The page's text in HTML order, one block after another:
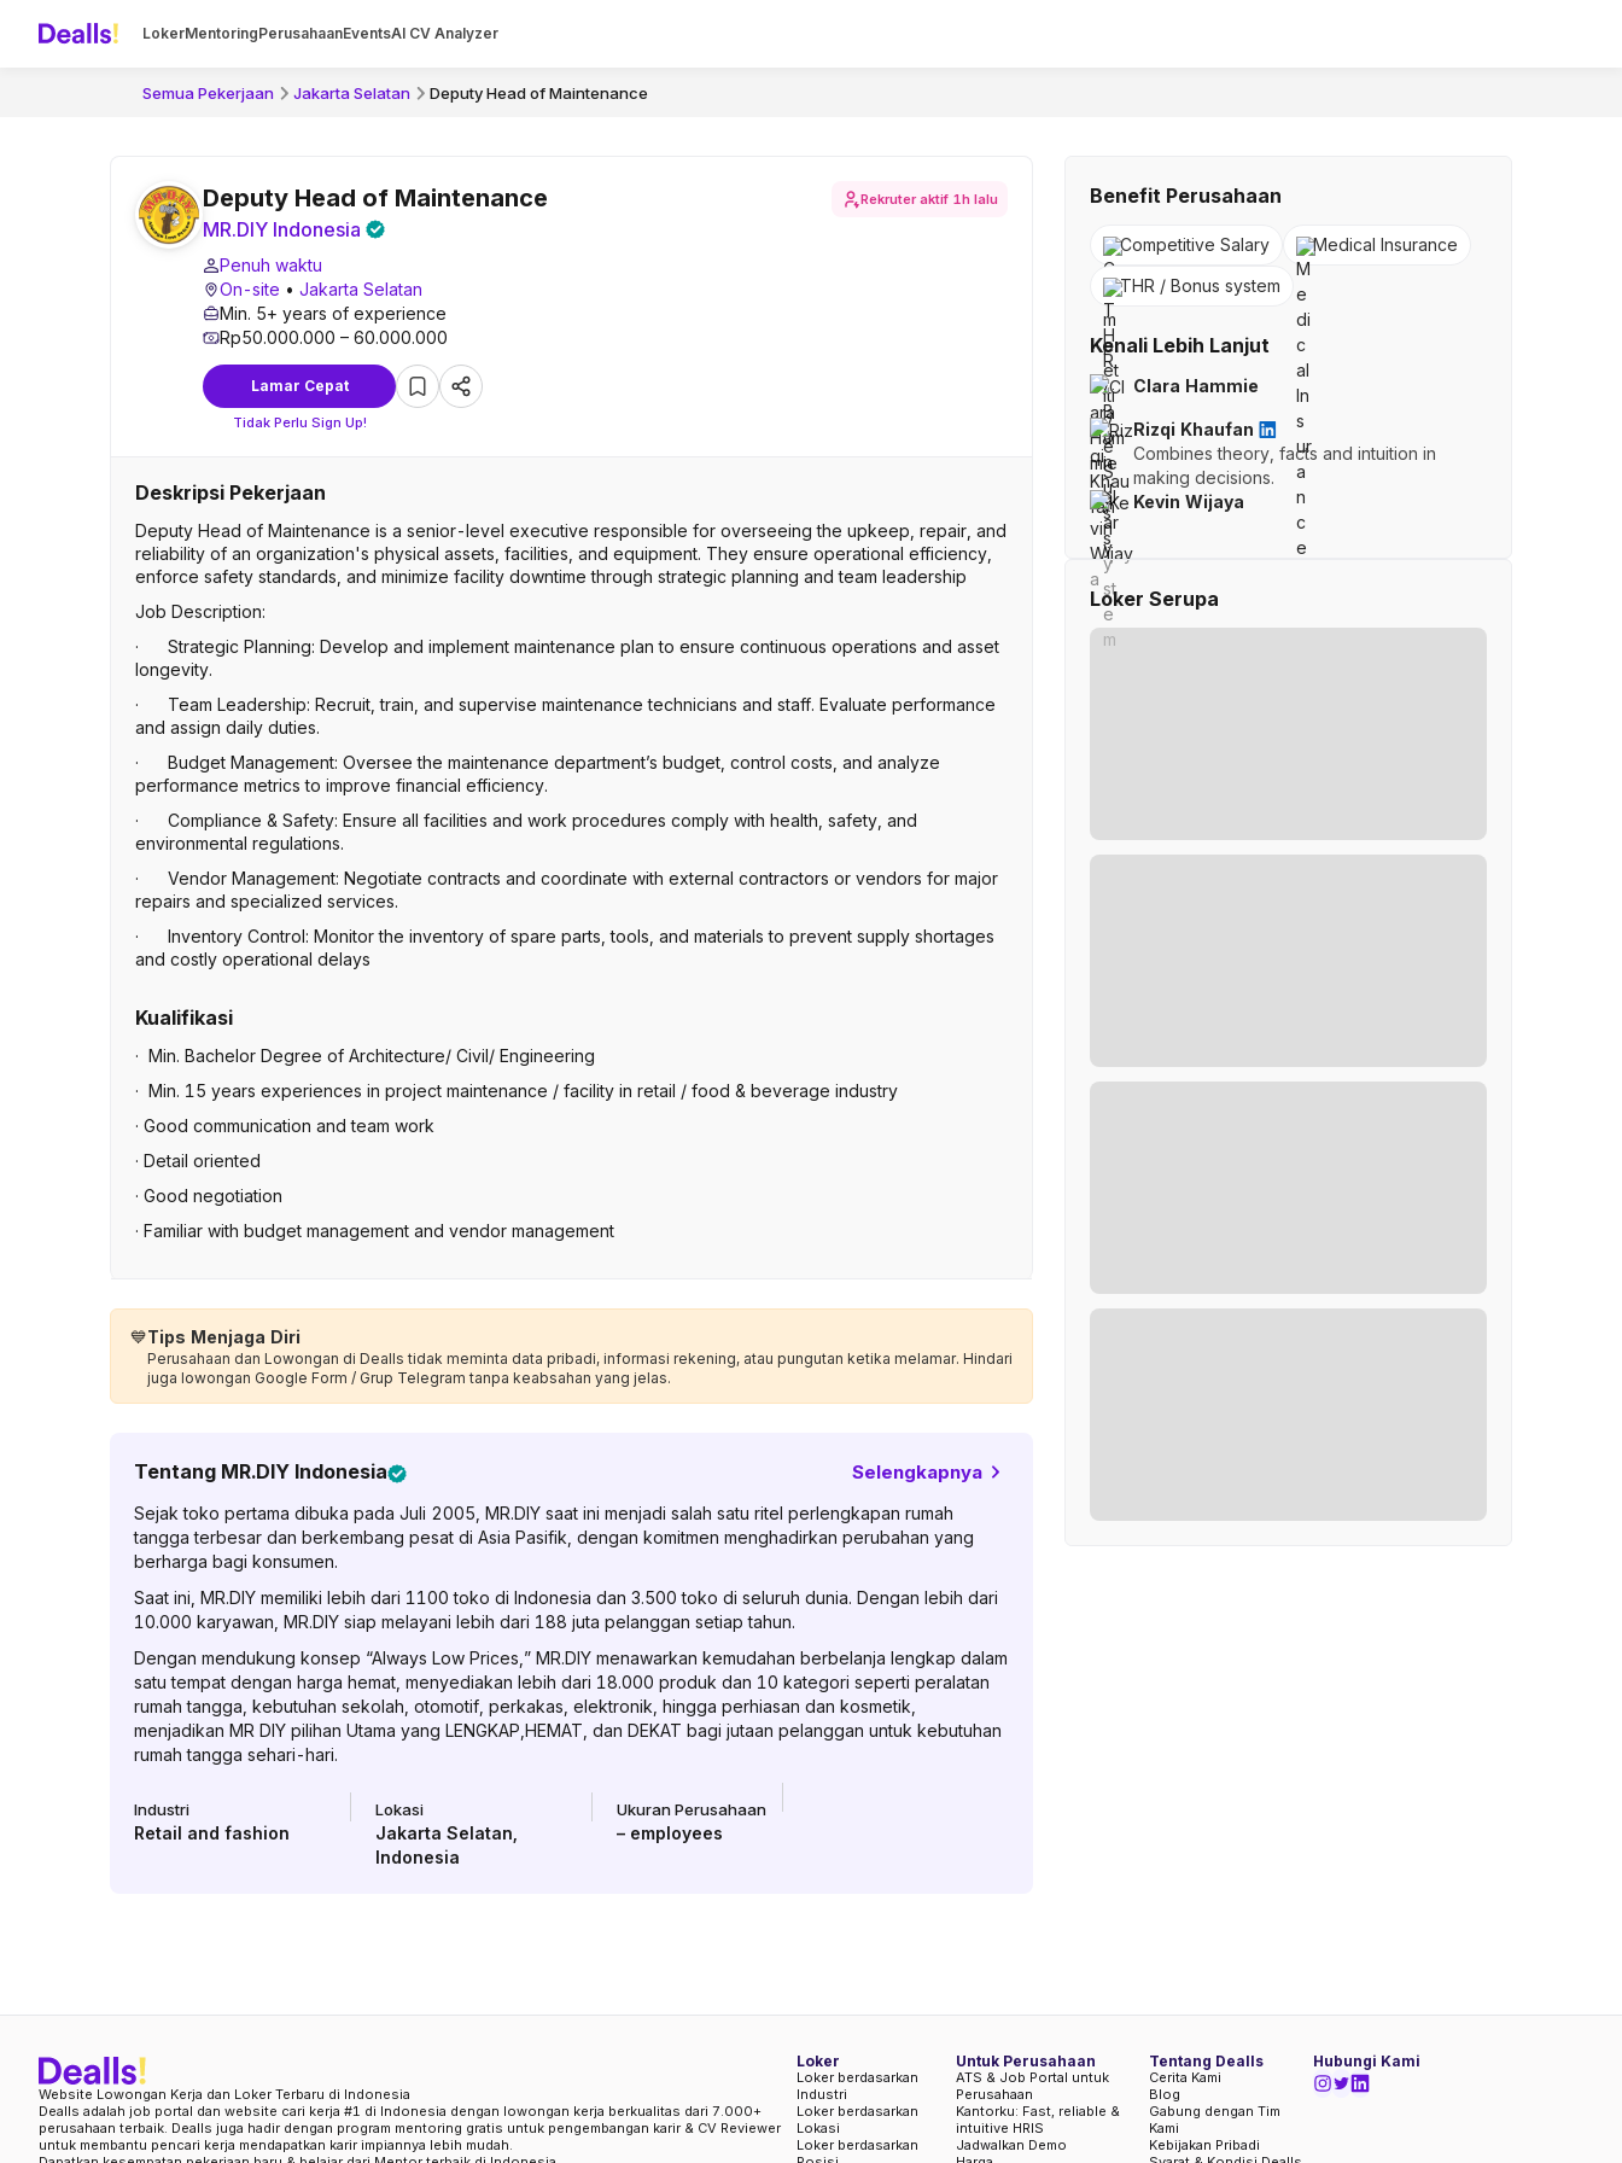
LokerMentoringPerusahaanEventsAI CV Analyzer
Semua Pekerjaan Jakarta Selatan Deputy Head of Maintenance
Deputy Head of Maintenance
MR.DIY Indonesia
Penuh waktu
On-site • Jakarta Selatan
Min. 5+ years of experience
Rp50.000.000 – 60.000.000
Lamar Cepat
Tidak Perlu Sign Up!
Rekruter aktif 1h lalu
Deskripsi Pekerjaan
Deputy Head of Maintenance is a senior-level executive responsible for overseeing the upkeep, repair, and
reliability of an organization's physical assets, facilities, and equipment. They ensure operational efficiency,
enforce safety standards, and minimize facility downtime through strategic planning and team leadership
Job Description:
· Strategic Planning: Develop and implement maintenance plan to ensure continuous operations and asset
longevity.
· Team Leadership: Recruit, train, and supervise maintenance technicians and staff. Evaluate performance
and assign daily duties.
· Budget Management: Oversee the maintenance department’s budget, control costs, and analyze
performance metrics to improve financial efficiency.
· Compliance & Safety: Ensure all facilities and work procedures comply with health, safety, and
environmental regulations.
· Vendor Management: Negotiate contracts and coordinate with external contractors or vendors for major
repairs and specialized services.
· Inventory Control: Monitor the inventory of spare parts, tools, and materials to prevent supply shortages
and costly operational delays
Kualifikasi
· Min. Bachelor Degree of Architecture/ Civil/ Engineering
· Min. 15 years experiences in project maintenance / facility in retail / food & beverage industry
· Good communication and team work
· Detail oriented
· Good negotiation
· Familiar with budget management and vendor management
💙Tips Menjaga Diri
Perusahaan dan Lowongan di Dealls tidak meminta data pribadi, informasi rekening, atau pungutan ketika melamar. Hindari
juga lowongan Google Form / Grup Telegram tanpa keabsahan yang jelas.
Tentang MR.DIY Indonesia Selengkapnya
Sejak toko pertama dibuka pada Juli 2005, MR.DIY saat ini menjadi salah satu ritel perlengkapan rumah
tangga terbesar dan berkembang pesat di Asia Pasifik, dengan komitmen menghadirkan perubahan yang
berharga bagi konsumen.
Saat ini, MR.DIY memiliki lebih dari 1100 toko di Indonesia dan 3.500 toko di seluruh dunia. Dengan lebih dari
10.000 karyawan, MR.DIY siap melayani lebih dari 188 juta pelanggan setiap tahun.
Dengan mendukung konsep “Always Low Prices,” MR.DIY menawarkan kemudahan berbelanja lengkap dalam
satu tempat dengan harga hemat, menyediakan lebih dari 18.000 produk dan 10 kategori seperti peralatan
rumah tangga, kebutuhan sekolah, otomotif, perkakas, elektronik, hingga perhiasan dan kosmetik,
menjadikan MR DIY pilihan Utama yang LENGKAP,HEMAT, dan DEKAT bagi jutaan pelanggan untuk kebutuhan
rumah tangga sehari-hari.
Industri
Retail and fashion
Lokasi
Jakarta Selatan
Indonesia
Ukuran Perusahaan
– employees
Benefit Perusahaan
Competitive Salary
Medical Insurance
THR / Bonus system
Kenali Lebih Lanjut
Clara Hammie
Rizqi Khaufan
Combines theory, facts and intuition in
making decisions.
Kevin Wijaya
Loker Serupa
Website Lowongan Kerja dan Loker Terbaru di Indonesia
Dealls adalah job portal dan website cari kerja #1 di Indonesia dengan lowongan kerja berkualitas dari 7.000+
perusahaan terbaik. Dealls juga hadir dengan program mentoring gratis untuk pengembangan karir & CV Reviewer
untuk membantu pencari kerja mendapatkan karir impiannya lebih mudah.
Loker
Loker berdasarkan
Industri
Loker berdasarkan
Lokasi
Loker berdasarkan
Untuk Perusahaan
ATS & Job Portal untuk
Perusahaan
Kantorku: Fast, reliable &
intuitive HRIS
Jadwalkan Demo
Hubungi Kami
Tentang Dealls
Cerita Kami
Blog
Gabung dengan Tim
Kami
Kebijakan Pribadi